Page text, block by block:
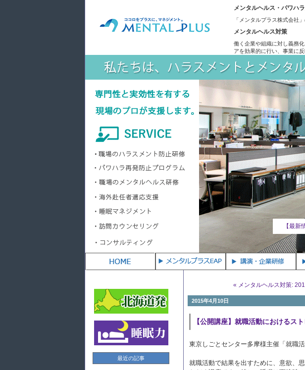
メンタルヘルス・パワハ
「メンタルプラス株式会社
メンタルヘルス対策
働く企業や組織に対し義務
アを効果的に行い、事業に
【公開講座】就職活動におけるストレスマネジメント講座 (4月
【最
« メンタルヘルス対策:
2015年4月10日
【公開講座】就職活動におけるス
東京しごとセンター多摩様主催「就職
就職活動で結果を出すために、意欲、
最近の記事